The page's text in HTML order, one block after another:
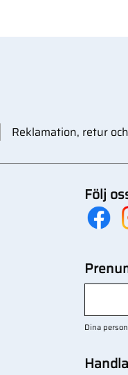
Reklamation, retur
Följ
Dina